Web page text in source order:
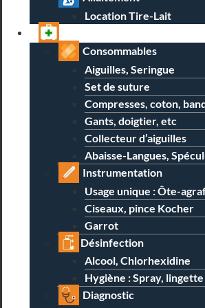
Location Tire-Lait
Consommables
Aiguilles, Seringue
Set de suture
Compresses, coton,
Gants, doigtier, etc
Collecteur d’aiguilles
Abaisse-Langues,
Instrumentation
Usage unique : Ôte-
Ciseaux, pince Kocher
Garrot
Désinfection
Alcool, Chlorhexidine
Hygiène : Spray, lingette
Diagnostic